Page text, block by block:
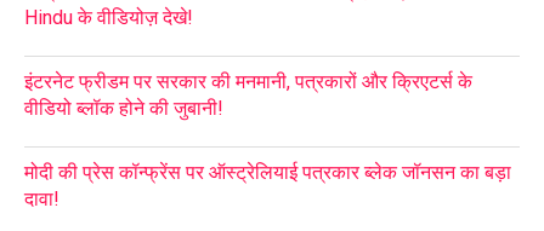
Hindu के वीडियोज़ देखे!
इंटरनेट फ्रीडम पर सरकार की मनमानी, पत्रकारों और क्रिएटर्स के
वीडियो ब्लॉक होने की जुबानी!
मोदी की प्रेस कॉन्फ्रेंस पर ऑस्ट्रेलियाई पत्रकार ब्लेक जॉनसन का बड़ा
दावा!